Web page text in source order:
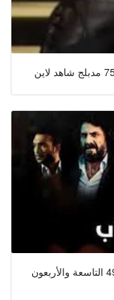
مسلسل وادى الذئاب الجزء الثامن الحلقة 49 التاسعة والأربعون